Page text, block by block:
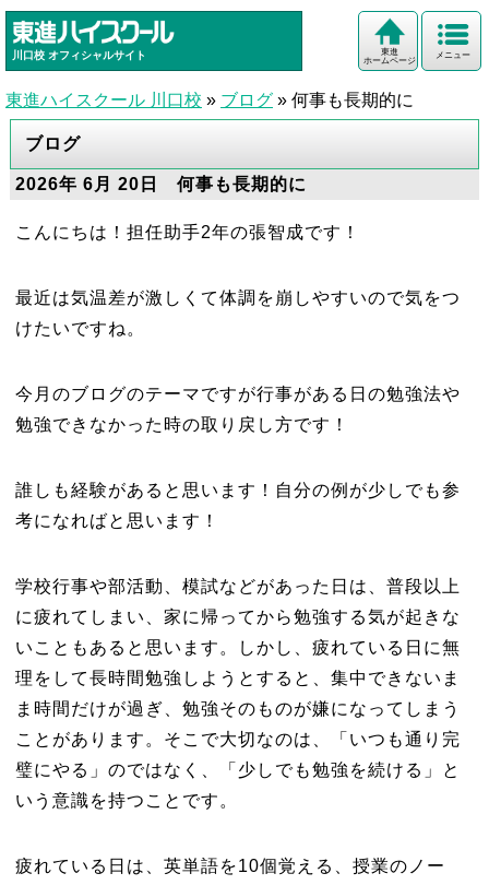
川口校 オフィシャルサイト メニュー
東進
ホームページ
東進ハイスクール 川口校 » ブログ » 何事も長期的に
ブログ
2026年 6月 20日 何事も長期的に
こんにちは！担任助手2年の張智成です！
最近は気温差が激しくて体調を崩しやすいので気をつ
けたいですね。
今月のブログのテーマですが行事がある日の勉強法や
勉強できなかった時の取り戻し方です！
誰しも経験があると思います！自分の例が少しでも参
考になればと思います！
学校行事や部活動、模試などがあった日は、普段以上
に疲れてしまい、家に帰ってから勉強する気が起きな
いこともあると思います。しかし、疲れている日に無
理をして長時間勉強しようとすると、集中できないま
ま時間だけが過ぎ、勉強そのものが嫌になってしまう
ことがあります。そこで大切なのは、「いつも通り完
璧にやる」のではなく、「少しでも勉強を続ける」と
いう意識を持つことです。
疲れている日は、英単語を10個覚える、授業のノー